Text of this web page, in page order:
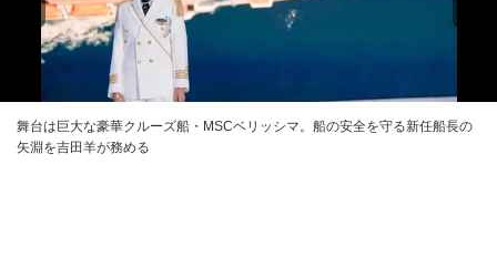
舞台は巨大な豪華クルーズ船・MSCベリッシマ。船の安全を守る新任船長の
矢淵を吉田羊が務める